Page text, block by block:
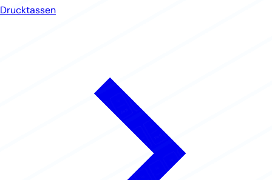
Drucktassen